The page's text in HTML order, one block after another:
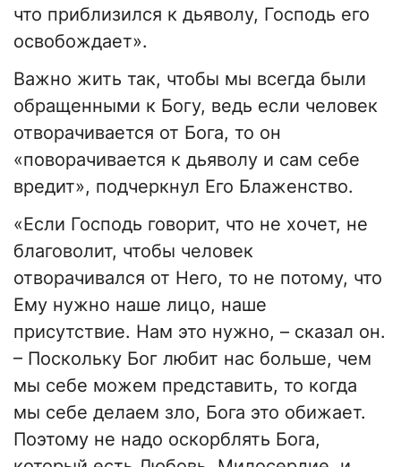
что приблизился к дьяволу, Господь его
освобождает».
Важно жить так, чтобы мы всегда были
обращенными к Богу, ведь если человек
отворачивается от Бога, то он
«поворачивается к дьяволу и сам себе
вредит», подчеркнул Его Блаженство.
«Если Господь говорит, что не хочет, не
благоволит, чтобы человек
отворачивался от Него, то не потому, что
Ему нужно наше лицо, наше
присутствие. Нам это нужно, – сказал он.
– Поскольку Бог любит нас больше, чем
мы себе можем представить, то когда
мы себе делаем зло, Бога это обижает.
Поэтому не надо оскорблять Бога,